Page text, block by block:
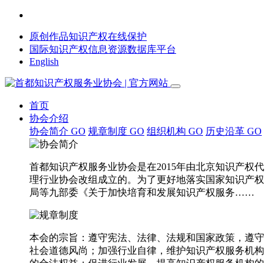
原创作品知识产权在线保护
国际知识产权信息资源数据库平台
English
首页
协会介绍
协会简介 GO 规章制度 GO 组织机构 GO 历史沿革 GO
首都知识产权服务业协会是在2015年由北京知识产权代
理行业协会改组成立的。为了更好地落实国家知识产权
局等九部委《关于加快培育和发展知识产权服务……
本会的宗旨：遵守宪法、法律、法规和国家政策，遵守
社会道德风尚；加强行业自律，维护知识产权服务机构